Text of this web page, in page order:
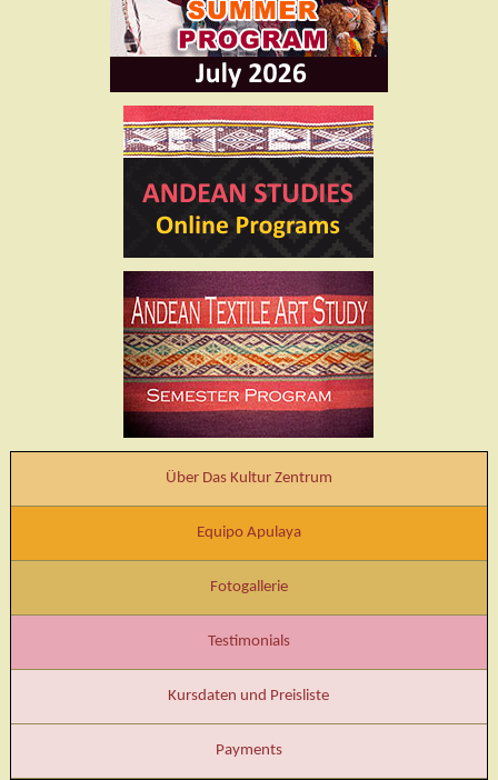
Über Das Kultur Zentrum
Equipo Apulaya
Fotogallerie
Testimonials
Kursdaten und Preisliste
Payments